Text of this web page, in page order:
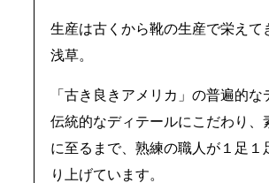
生産は古くから靴の生産で栄えて
浅草。
「古き良きアメリカ」の普遍的な
伝統的なディテールにこだわり、
に至るまで、熟練の職人が１足１
り上げています。